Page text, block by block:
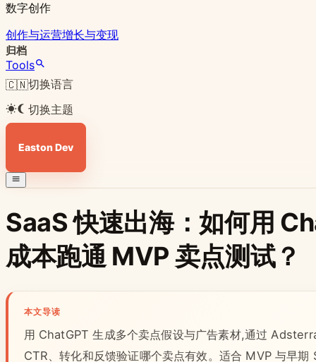
数字创作
创作与运营增长与变现
归档
Tools
🇨🇳切换语言
切换主题
Easton Dev
SaaS 快速出海：如何用
成本跑通 MVP 卖点测试？
本文导读
用 ChatGPT 生成多个卖点假设与广告素材,通过
CTR、转化和反馈验证哪个卖点有效。适合 MVP 与早期